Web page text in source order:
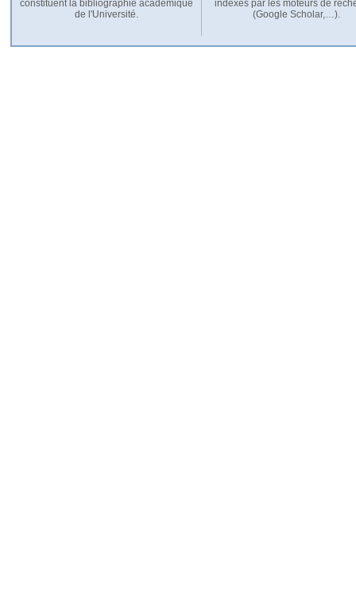
constituent la bibliographie académique
de l'Université.
indexés par les moteurs de
(Google Scholar,…).